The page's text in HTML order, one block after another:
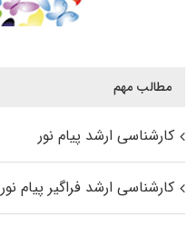
مطالب مهم
کارشناسی ارشد پیام نور
کارشناسی ارشد فراگیر پیام نور